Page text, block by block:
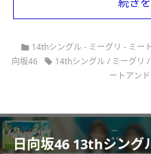
14thシングル - ミーグリ - ミー
向坂46
14thシングル / ミーグリ /
ートアン
日向坂46 13thシング